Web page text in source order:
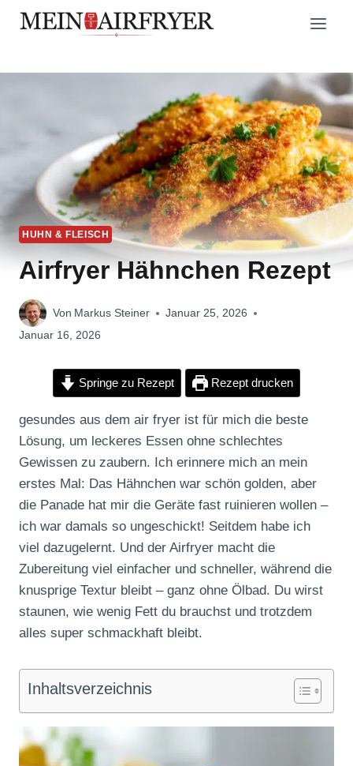
Zum
Inhalt
HUHN & FLEISCH
Airfryer Hähnchen Rezept
Von Markus Steiner
Januar 25, 2026
Januar 16, 2026
Springe zu Rezept Rezept drucken
gesundes aus dem air fryer ist für mich die beste
Lösung, um leckeres Essen ohne schlechtes
Gewissen zu zaubern. Ich erinnere mich an mein
erstes Mal: Das Hähnchen war schön golden, aber
die Panade hat mir die Geräte fast ruinieren wollen –
ich war damals so ungeschickt! Seitdem habe ich
viel dazugelernt. Und der Airfryer macht die
Zubereitung viel einfacher und schneller, während die
knusprige Textur bleibt – ganz ohne Ölbad. Du wirst
staunen, wie wenig Fett du brauchst und trotzdem
alles super schmackhaft bleibt.
Inhaltsverzeichnis